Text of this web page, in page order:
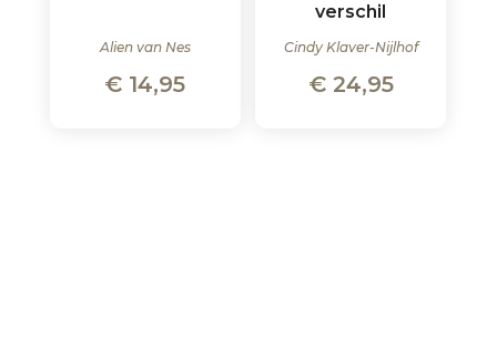
Alien van Nes
€ 14,95
verschil
Cindy Klaver-Nijlhof
€24,95